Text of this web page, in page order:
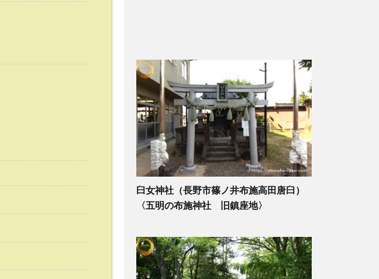
臼女神社（長野市篠ノ井布施高田唐臼）
〈五明の布施神社 旧鎮座地〉